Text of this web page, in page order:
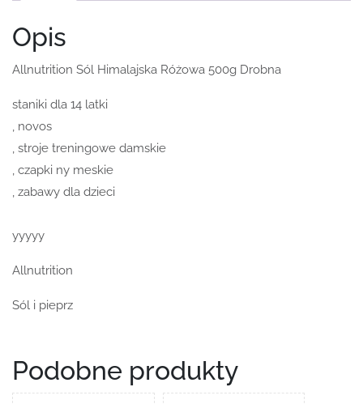
Opis
Allnutrition Sól Himalajska Różowa 500g Drobna
staniki dla 14 latki
, novos
, stroje treningowe damskie
, czapki ny meskie
, zabawy dla dzieci
yyyyy
Allnutrition
Sól i pieprz
Podobne produkty